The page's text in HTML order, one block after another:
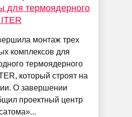
для термоядерного
монтаж трех
комплексов для
термоядерного
который строят на
О завершении
проектный центр